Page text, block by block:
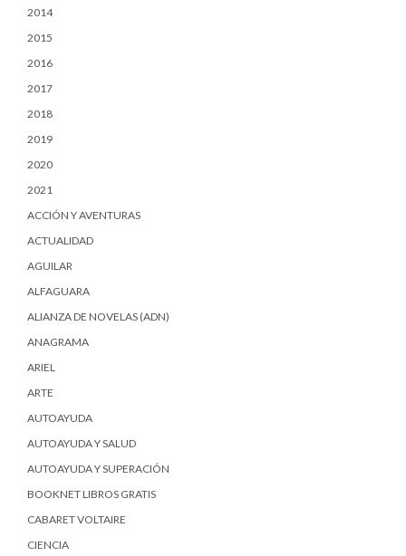
2014
2015
2016
2017
2018
2019
2020
2021
ACCIÓN Y AVENTURAS
ACTUALIDAD
AGUILAR
ALFAGUARA
ALIANZA DE NOVELAS (ADN)
ANAGRAMA
ARIEL
ARTE
AUTOAYUDA
AUTOAYUDA Y SALUD
AUTOAYUDA Y SUPERACIÓN
BOOKNET LIBROS GRATIS
CABARET VOLTAIRE
CIENCIA